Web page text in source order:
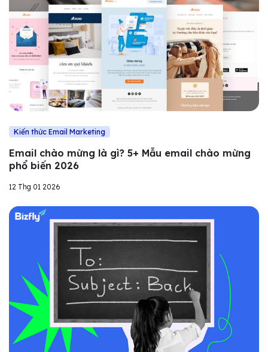
Kiến thức Email Marketing
Email chào mừng là gì? 5+ Mẫu email chào mừng
phổ biến 2026
12 Thg 01 2026